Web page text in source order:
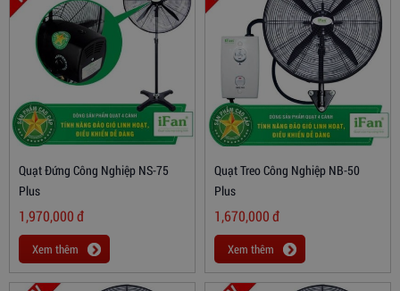
Quạt Đứng Công Nghiệp NS-75
Plus
1,970,000đ
Xem thêm
Quạt Treo Công Nghiệp NB-50
Plus
1,670,000đ
Xem thêm